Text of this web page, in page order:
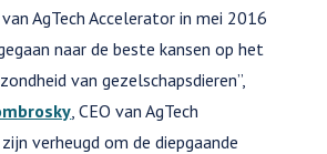
AgTech Accelerator in mei 2016
naar de beste kansen op het
van gezelschapsdieren”,
, CEO van AgTech
verheugd om de diepgaande